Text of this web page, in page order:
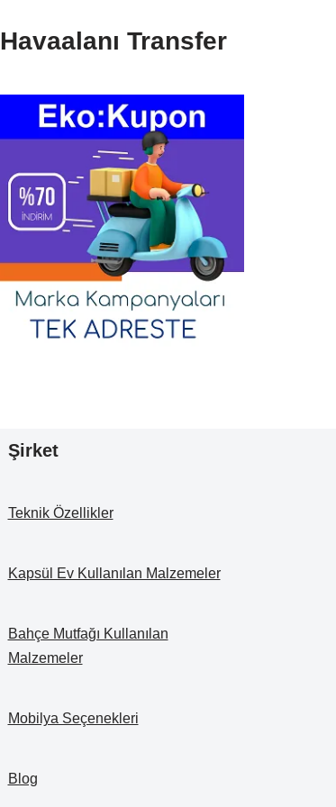
Havaalanı Transfer
Şirket
Teknik Özellikler
Kapsül Ev Kullanılan Malzemeler
Bahçe Mutfağı Kullanılan
Malzemeler
Mobilya Seçenekleri
Blog